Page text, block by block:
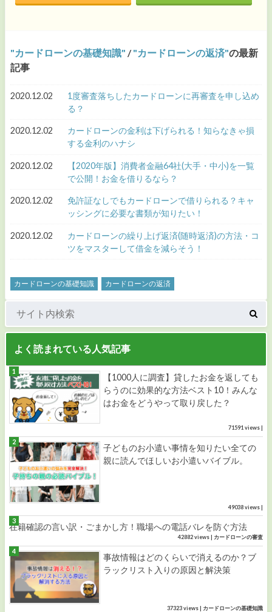
カードローンの基礎知識 / カードローンの返済 の最新
記事
2020.12.02
1度審査落ちしたカードローンに再審査を申し込め
る？
2020.12.02
カードローンの金利は下げられる！知らなきゃ損
する金利のハナシ
2020.12.02
【2020年版】消費者金融64社(大手・中小)を一覧
で公開！お金を借りるなら？
2020.12.02
免許証なしでもカードローンで借りられる？キャ
ッシングに必要な書類が知りたい！
2020.12.02
カードローンの繰り上げ返済(随時返済)の方法・コ
ツをマスターして借金を減らそう！
カードローンの基礎知識 カードローンの返済
よく読まれている人気記事
【1000人に調査】貸したお金を返しても
らうのに効果的な方法ベスト10！みんな
はお金をどうやって取り戻した？
71591 views|
子どものお小遣い事情を知りたい全ての
親に読んでほしいお小遣いバイブル。
49038 views|
在籍確認の言い訳・ごまかし方！職場への電話バレを防ぐ方法
42882 views| カードローンの審査
事故情報はどのくらいで消えるのか？ブ
ラックリスト入りの原因と解決策
37323 views| カードローンの基礎知識